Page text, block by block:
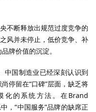
不断释放出规范过度竞争的
风并未停止，低价竞争、补
牌价值的沉淀。
中国制造业已经深刻认识到
停留在“口碑”层面，缺乏将
化的系统方法。在Brand
，“中国服务”品牌的缺席正